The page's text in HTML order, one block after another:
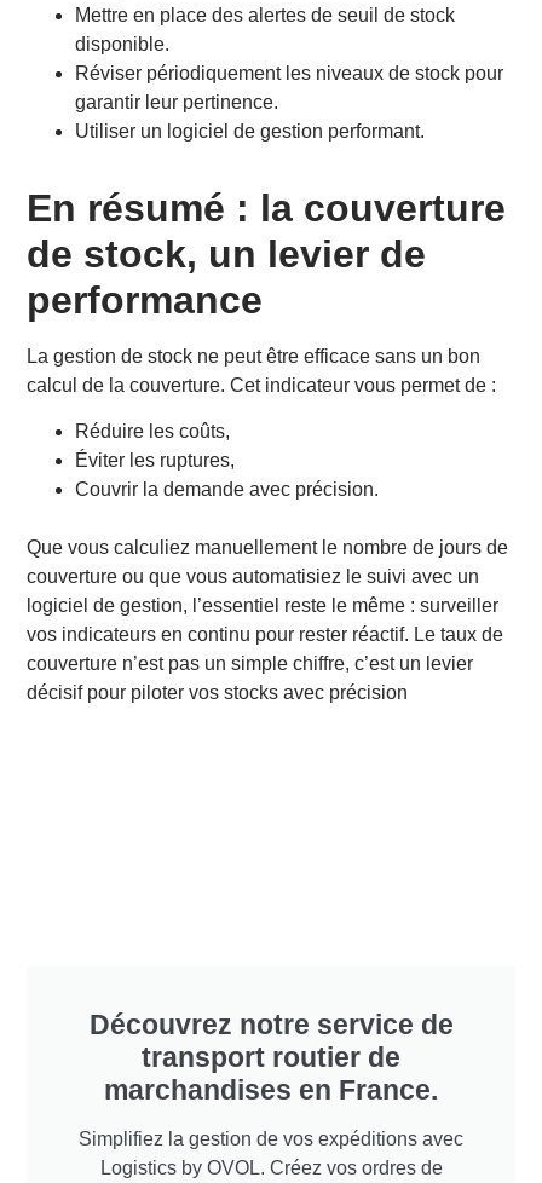
Mettre en place des alertes de seuil de stock
disponible.
Réviser périodiquement les niveaux de stock pour
garantir leur pertinence.
Utiliser un logiciel de gestion performant.
En résumé : la couverture
de stock, un levier de
performance
La gestion de stock ne peut être efficace sans un bon
calcul de la couverture. Cet indicateur vous permet de :
Réduire les coûts,
Éviter les ruptures,
Couvrir la demande avec précision.
Que vous calculiez manuellement le nombre de jours de
couverture ou que vous automatisiez le suivi avec un
logiciel de gestion, l’essentiel reste le même : surveiller
vos indicateurs en continu pour rester réactif. Le taux de
couverture n’est pas un simple chiffre, c’est un levier
décisif pour piloter vos stocks avec précision
Découvrez notre service de
transport routier de
marchandises en France.
Simplifiez la gestion de vos expéditions avec
Logistics by OVOL. Créez vos ordres de